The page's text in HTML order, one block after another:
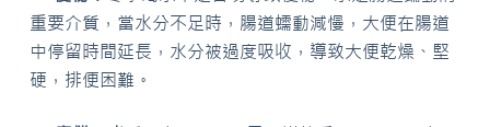
重要介質，當水分不足時，腸道蠕動減慢，大便在腸道
中停留時間延長，水分被過度吸收，導致大便乾燥、堅
硬，排便困難。